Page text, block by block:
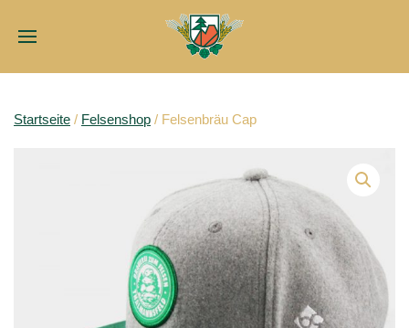
Startseite / Felsenshop / Felsenbräu Cap